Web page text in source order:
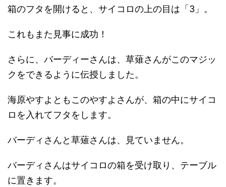
箱のフタを開けると、サイコロの上の目は「3」。
これもまた見事に成功！
さらに、バーディーさんは、草薙さんがこのマジッ
クをできるように伝授しました。
海原やすよともこのやすよさんが、箱の中にサイコ
ロを入れてフタをします。
バーディさんと草薙さんは、見ていません。
バーディさんはサイコロの箱を受け取り、テーブル
に置きます。